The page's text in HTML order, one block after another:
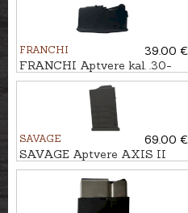
FRANCHI
39.00 €
FRANCHI Aptvere kal. .30-
06, 2patr.
SAVAGE
69.00 €
SAVAGE Aptvere AXIS II
Precision kal. .308Win., 6,5
Creedmoor, 10 patr.